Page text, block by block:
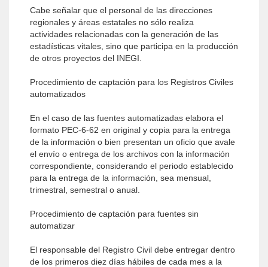
Cabe señalar que el personal de las direcciones
regionales y áreas estatales no sólo realiza
actividades relacionadas con la generación de las
estadísticas vitales, sino que participa en la producción
de otros proyectos del INEGI.
Procedimiento de captación para los Registros Civiles
automatizados
En el caso de las fuentes automatizadas elabora el
formato PEC-6-62 en original y copia para la entrega
de la información o bien presentan un oficio que avale
el envío o entrega de los archivos con la información
correspondiente, considerando el periodo establecido
para la entrega de la información, sea mensual,
trimestral, semestral o anual.
Procedimiento de captación para fuentes sin
automatizar
El responsable del Registro Civil debe entregar dentro
de los primeros diez días hábiles de cada mes a la